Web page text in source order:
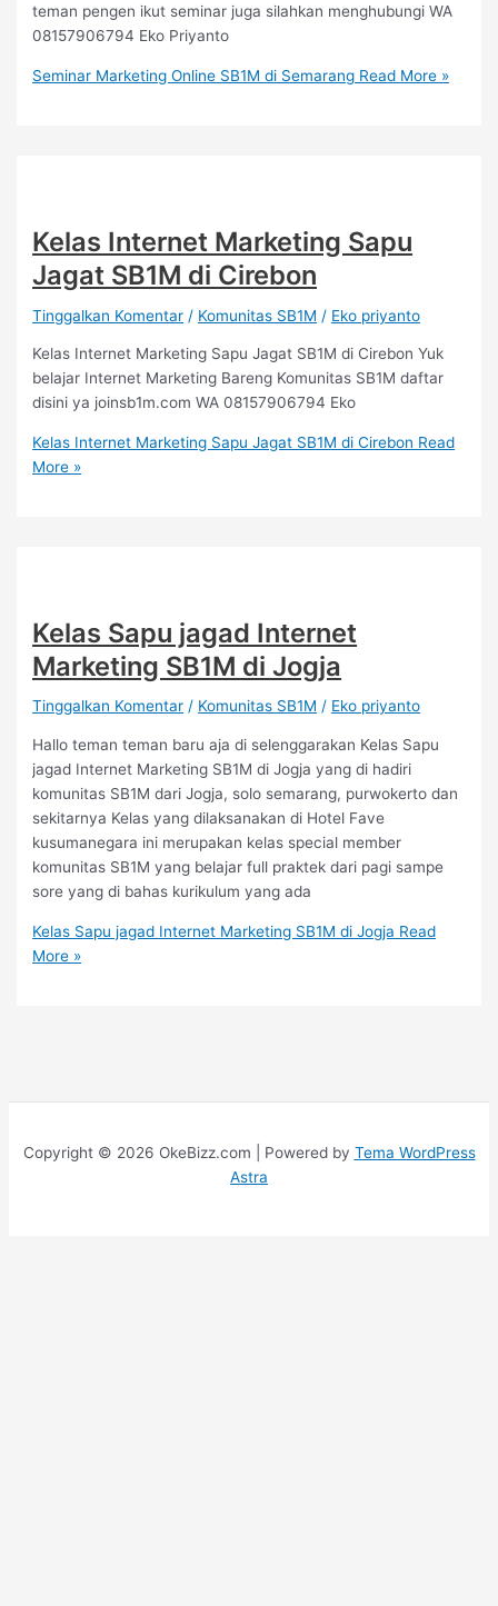
teman pengen ikut seminar juga silahkan menghubungi WA
08157906794 Eko Priyanto
Seminar Marketing Online SB1M di Semarang Read More »
Kelas Internet Marketing Sapu
Jagat SB1M di Cirebon
Tinggalkan Komentar / Komunitas SB1M / Eko priyanto
Kelas Internet Marketing Sapu Jagat SB1M di Cirebon Yuk
belajar Internet Marketing Bareng Komunitas SB1M daftar
disini ya joinsb1m.com WA 08157906794 Eko
Kelas Internet Marketing Sapu Jagat SB1M di Cirebon Read
More »
Kelas Sapu jagad Internet
Marketing SB1M di Jogja
Tinggalkan Komentar / Komunitas SB1M / Eko priyanto
Hallo teman teman baru aja di selenggarakan Kelas Sapu
jagad Internet Marketing SB1M di Jogja yang di hadiri
komunitas SB1M dari Jogja, solo semarang, purwokerto dan
sekitarnya Kelas yang dilaksanakan di Hotel Fave
kusumanegara ini merupakan kelas special member
komunitas SB1M yang belajar full praktek dari pagi sampe
sore yang di bahas kurikulum yang ada
Kelas Sapu jagad Internet Marketing SB1M di Jogja Read
More »
Copyright © 2026 OkeBizz.com | Powered by Tema WordPress
Astra